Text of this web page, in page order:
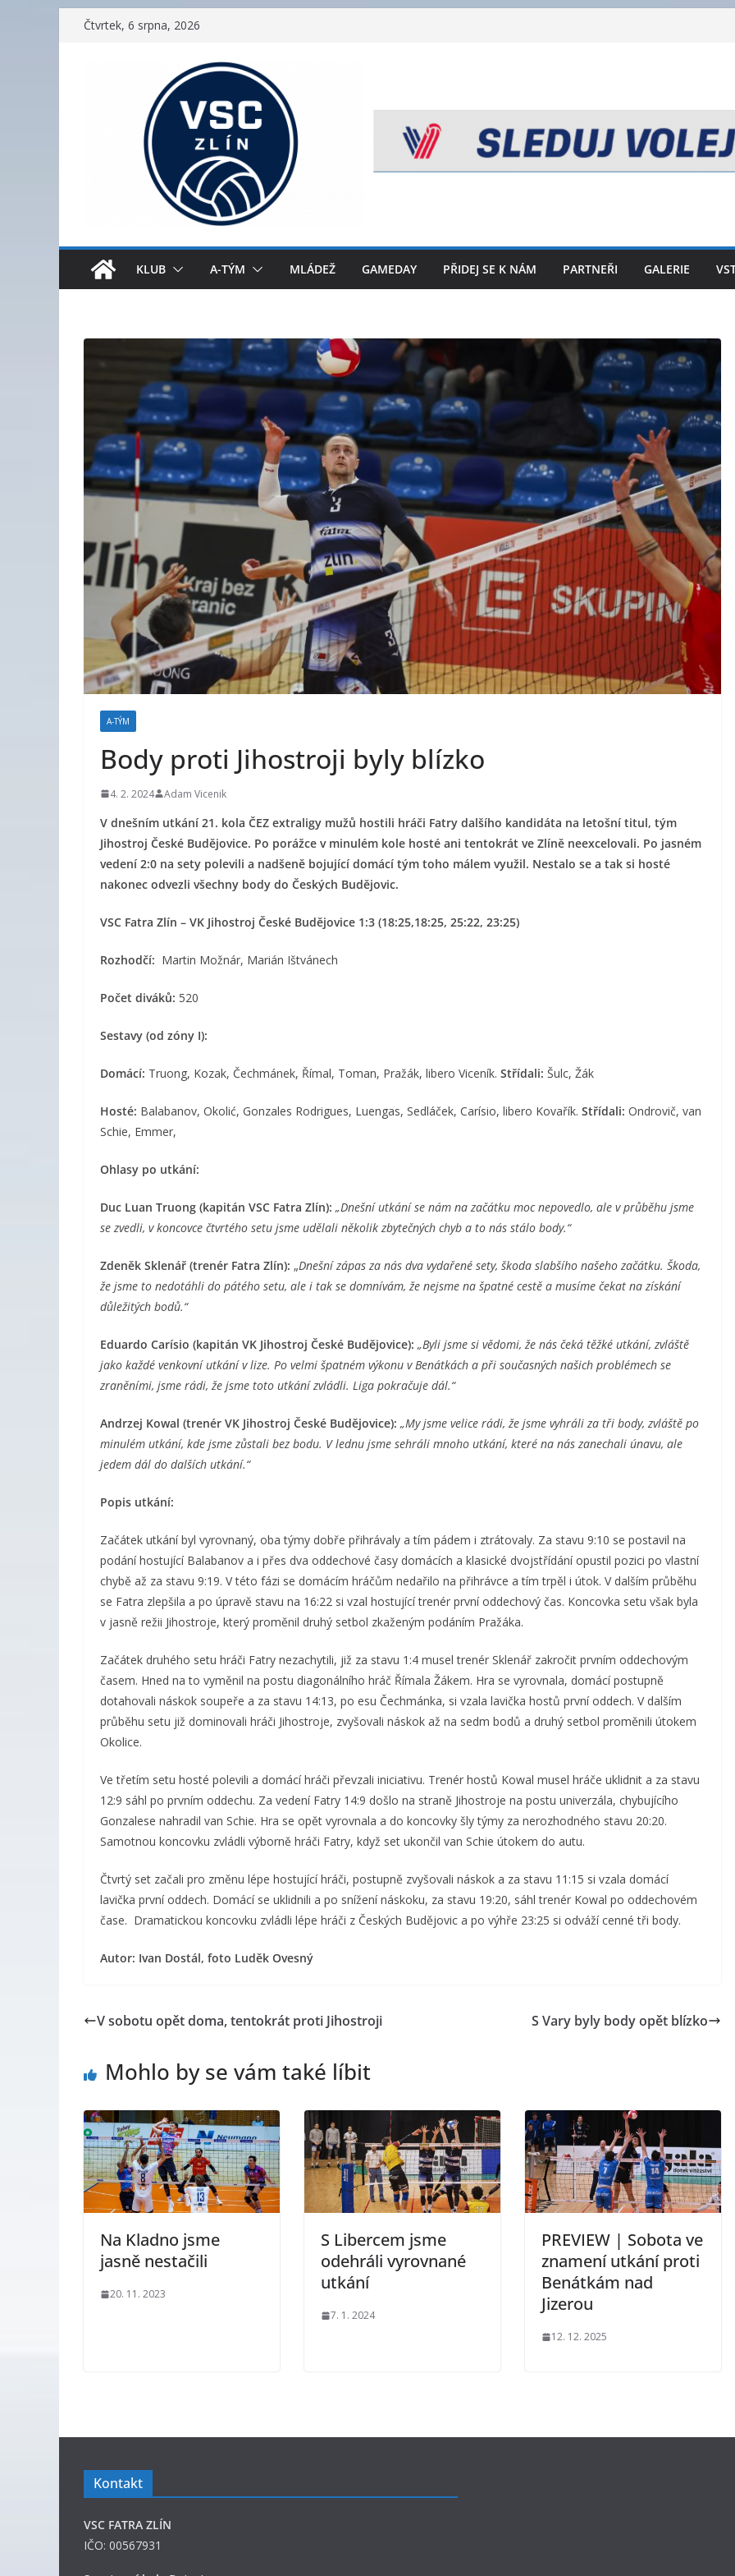
Přeskočit
Čtvrtek, 6 srpna, 2026
KLUB A-TÝM MLÁDEŽ GAMEDAY PŘIDEJ SE K NÁM PARTNEŘI GALERIE
A-TÝM
Body proti Jihostroji byly blízko
4. 2. 2024 Adam Vicenik
V dnešním utkání 21. kola ČEZ extraligy mužů hostili hráči Fatry dalšího kandidáta na letošní titul, tým
Jihostroj České Budějovice. Po porážce v minulém kole hosté ani tentokrát ve Zlíně neexcelovali. Po jasném
vedení 2:0 na sety polevili a nadšeně bojující domácí tým toho málem využil. Nestalo se a tak si hosté
nakonec odvezli všechny body do Českých Budějovic.
VSC Fatra Zlín – VK Jihostroj České Budějovice 1:3 (18:25,18:25, 25:22, 23:25)
Rozhodčí: Martin Možnár, Marián Ištvánech
Počet diváků: 520
Sestavy (od zóny I):
Domácí: Truong, Kozak, Čechmánek, Římal, Toman, Pražák, libero Viceník. Střídali: Šulc, Žák
Hosté: Balabanov, Okolić, Gonzales Rodrigues, Luengas, Sedláček, Carísio, libero Kovařík. Střídali: Ondrovič, van
Schie, Emmer,
Ohlasy po utkání:
Duc Luan Truong (kapitán VSC Fatra Zlín): „Dnešní utkání se nám na začátku moc nepovedlo, ale v průběhu jsme
se zvedli, v koncovce čtvrtého setu jsme udělali několik zbytečných chyb a to nás stálo body.“
Zdeněk Sklenář (trenér Fatra Zlín): „Dnešní zápas za nás dva vydařené sety, škoda slabšího našeho začátku. Škoda,
že jsme to nedotáhli do pátého setu, ale i tak se domnívám, že nejsme na špatné cestě a musíme čekat na získání
důležitých bodů.“
Eduardo Carísio (kapitán VK Jihostroj České Budějovice): „Byli jsme si vědomi, že nás čeká těžké utkání, zvláště
jako každé venkovní utkání v lize. Po velmi špatném výkonu v Benátkách a při současných našich problémech se
zraněními, jsme rádi, že jsme toto utkání zvládli. Liga pokračuje dál.“
Andrzej Kowal (trenér VK Jihostroj České Budějovice): „My jsme velice rádi, že jsme vyhráli za tři body, zvláště po
minulém utkání, kde jsme zůstali bez bodu. V lednu jsme sehráli mnoho utkání, které na nás zanechali únavu, ale
jedem dál do dalších utkání.“
Popis utkání:
Začátek utkání byl vyrovnaný, oba týmy dobře přihrávaly a tím pádem i ztrátovaly. Za stavu 9:10 se postavil na
podání hostující Balabanov a i přes dva oddechové časy domácích a klasické dvojstřídání opustil pozici po vlastní
chybě až za stavu 9:19. V této fázi se domácím hráčům nedařilo na přihrávce a tím trpěl i útok. V dalším průběhu
se Fatra zlepšila a po úpravě stavu na 16:22 si vzal hostující trenér první oddechový čas. Koncovka setu však byla
v jasně režii Jihostroje, který proměnil druhý setbol zkaženým podáním Pražáka.
Začátek druhého setu hráči Fatry nezachytili, již za stavu 1:4 musel trenér Sklenář zakročit prvním oddechovým
časem. Hned na to vyměnil na postu diagonálního hráč Římala Žákem. Hra se vyrovnala, domácí postupně
dotahovali náskok soupeře a za stavu 14:13, po esu Čechmánka, si vzala lavička hostů první oddech. V dalším
průběhu setu již dominovali hráči Jihostroje, zvyšovali náskok až na sedm bodů a druhý setbol proměnili útokem
Okolice.
Ve třetím setu hosté polevili a domácí hráči převzali iniciativu. Trenér hostů Kowal musel hráče uklidnit a za stavu
12:9 sáhl po prvním oddechu. Za vedení Fatry 14:9 došlo na straně Jihostroje na postu univerzála, chybujícího
Gonzalese nahradil van Schie. Hra se opět vyrovnala a do koncovky šly týmy za nerozhodného stavu 20:20.
Samotnou koncovku zvládli výborně hráči Fatry, když set ukončil van Schie útokem do autu.
Čtvrtý set začali pro změnu lépe hostující hráči, postupně zvyšovali náskok a za stavu 11:15 si vzala domácí
lavička první oddech. Domácí se uklidnili a po snížení náskoku, za stavu 19:20, sáhl trenér Kowal po oddechovém
čase. Dramatickou koncovku zvládli lépe hráči z Českých Budějovic a po výhře 23:25 si odváží cenné tři body.
Autor: Ivan Dostál, foto Luděk Ovesný
V sobotu opět doma, tentokrát proti Jihostroji S Vary byly body opět blízko
Mohlo by se vám také líbit
Na Kladno jsme
jasně nestačili
20. 11. 2023
S Libercem jsme
odehráli vyrovnané
utkání
7. 1. 2024
PREVIEW | Sobota ve
znamení utkání proti
Benátkám nad
Jizerou
12. 12. 2025
Kontakt
VSC FATRA ZLÍN
IČO: 00567931